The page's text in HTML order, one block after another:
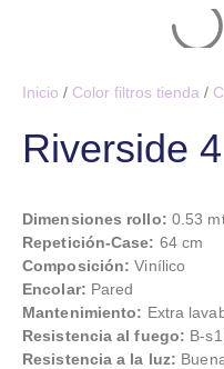
Inicio / Color filtros tienda /
Riverside
Dimensiones rollo: 0.53
Repetición-Case: 64 cm
Composición: Vinílico
Encolar: Pared
Mantenimiento: Extra
Resistencia al fuego: B-
Resistencia a la luz: